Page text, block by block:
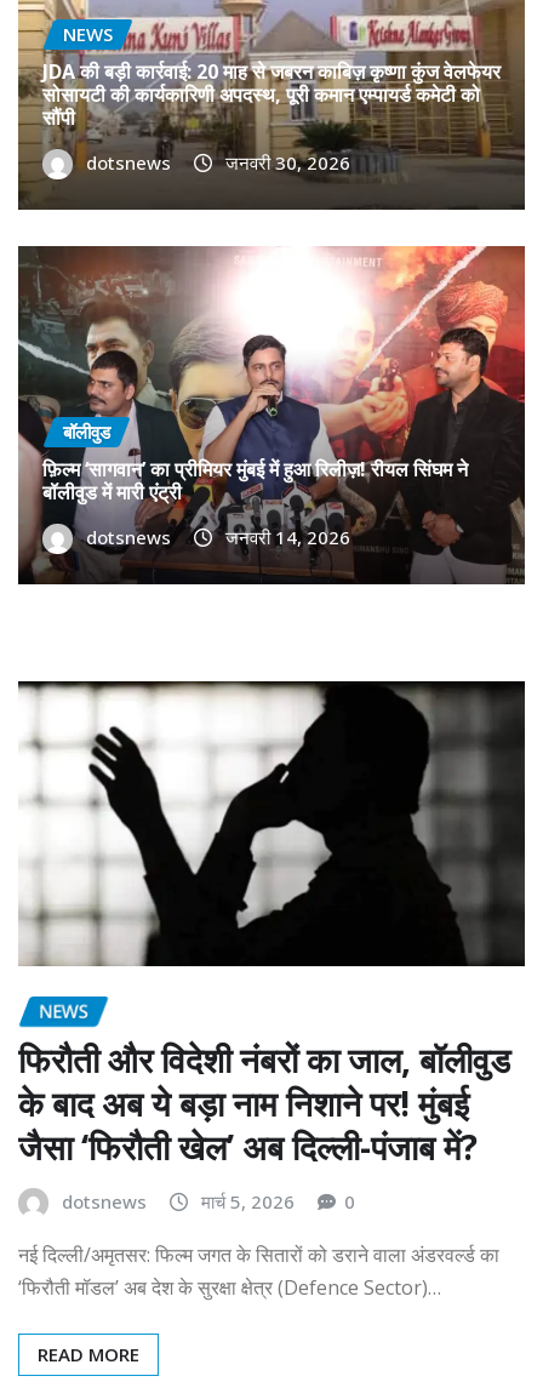
NEWS
JDA की बड़ी कार्रवाई: 20 माह से जबरन काबिज़ कृष्णा कुंज वेलफेयर
सोसायटी की कार्यकारिणी अपदस्थ, पूरी कमान एम्पायर्ड कमेटी को
सौंपी
dotsnews जनवरी 30, 2026
बॉलीवुड
फ़िल्म ‘सागवान’ का प्रीमियर मुंबई में हुआ रिलीज़! रीयल सिंघम ने
बॉलीवुड में मारी एंट्री
dotsnews जनवरी 14, 2026
NEWS
फिरौती और विदेशी नंबरों का जाल, बॉलीवुड
के बाद अब ये बड़ा नाम निशाने पर! मुंबई
जैसा ‘फिरौती खेल’ अब दिल्ली-पंजाब में?
dotsnews मार्च 5, 2026 0
नई दिल्ली/अमृतसर: फिल्म जगत के सितारों को डराने वाला अंडरवर्ल्ड का
‘फिरौती मॉडल’ अब देश के सुरक्षा क्षेत्र (Defence Sector)…
READ MORE